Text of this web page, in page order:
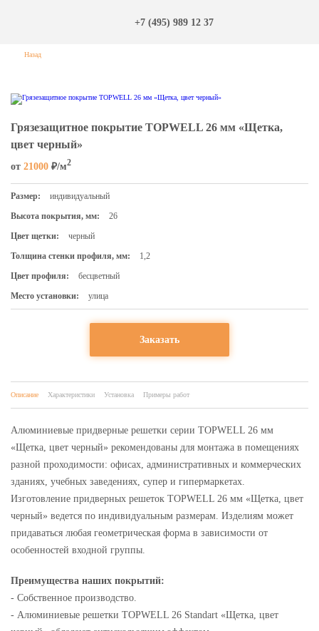
+7 (495) 989 12 37
Назад
Грязезащитное покрытие TOPWELL 26 мм «Щетка,
цвет черный»
от 21000 ₽/м2
Размер:
индивидуальный
Высота покрытия, мм:
26
Цвет щетки:
черный
Толщина стенки профиля, мм:
1,2
Цвет профиля:
бесцветный
Место установки:
улица
Заказать
Описание Характеристики Установка Примеры работ
Алюминиевые придверные решетки серии TOPWELL 26 мм
«Щетка, цвет черный» рекомендованы для монтажа в помещениях
разной проходимости: офисах, административных и коммерческих
зданиях, учебных заведениях, супер и гипермаркетах.
Изготовление придверных решеток TOPWELL 26 мм «Щетка, цвет
черный» ведется по индивидуальным размерам. Изделиям может
придаваться любая геометрическая форма в зависимости от
особенностей входной группы.
Преимущества наших покрытий:
- Собственное производство.
- Алюминиевые решетки TOPWELL 26 Standart «Щетка, цвет